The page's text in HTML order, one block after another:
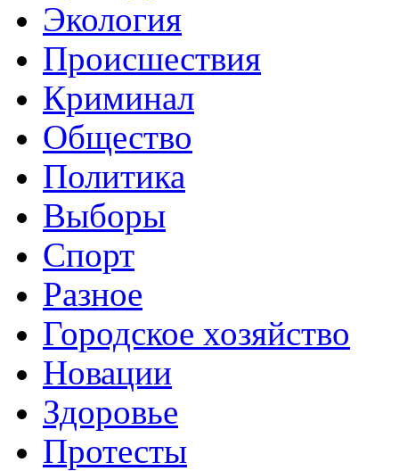
Экология
Происшествия
Криминал
Общество
Политика
Выборы
Спорт
Разное
Городское хозяйство
Новации
Здоровье
Протесты